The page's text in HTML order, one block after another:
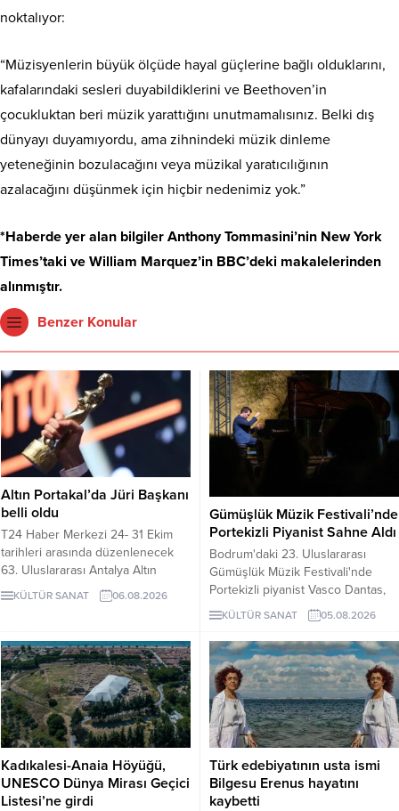
noktalıyor:
“Müzisyenlerin büyük ölçüde hayal güçlerine bağlı olduklarını,
kafalarındaki sesleri duyabildiklerini ve Beethoven’in
çocukluktan beri müzik yarattığını unutmamalısınız. Belki dış
dünyayı duyamıyordu, ama zihnindeki müzik dinleme
yeteneğinin bozulacağını veya müzikal yaratıcılığının
azalacağını düşünmek için hiçbir nedenimiz yok.”
*Haberde yer alan bilgiler Anthony Tommasini’nin New York
Times’taki ve William Marquez’in BBC’deki makalelerinden
alınmıştır.
Benzer Konular
Altın Portakal’da Jüri Başkanı
belli oldu
T24 Haber Merkezi 24- 31 Ekim
tarihleri arasında düzenlenecek
63. Uluslararası Antalya Altın
Portakal Film Festivali'nin Jüri
Başkanı, yönetmen Derviş Zaim
Portakal Film Festivali'nde Ulusal
Uzun Metraj Film ...
KÜLTÜR SANAT 06.08.2026
Gümüşlük Müzik Festivali’nde
Portekizli Piyanist Sahne Aldı
Bodrum'daki 23. Uluslararası
Gümüşlük Müzik Festivali'nde
Portekizli piyanist Vasco Dantas,
Antik Taş Ocağı'nda Fado ezgileri
ve kendi besteleriyle konser
verdi. Festival, 6 ve 8 Ağustos'ta
diğer piyanistlerle devam edecek.
KÜLTÜR SANAT 05.08.2026
Kadıkalesi-Anaia Höyüğü,
UNESCO Dünya Mirası Geçici
Listesi’ne girdi
Türk edebiyatının usta ismi
Bilgesu Erenus hayatını
kaybetti